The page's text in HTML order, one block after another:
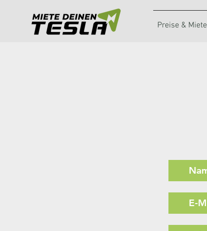
Preise & Miete